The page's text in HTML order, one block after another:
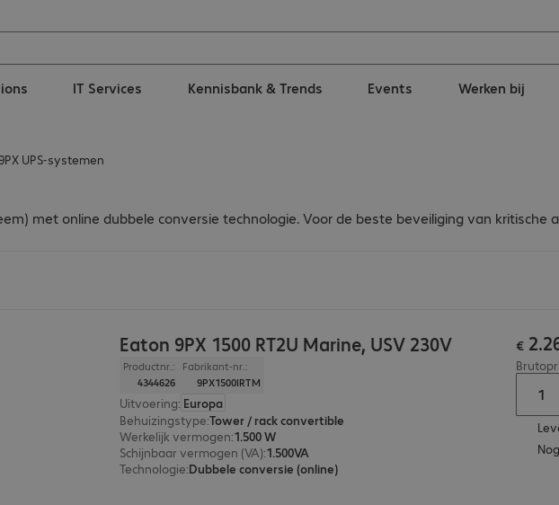
IT Services Kennisbank & Trends Events Werken bij
UPS-systemen
met online dubbele conversie technologie. Voor de beste beveiliging van kritische
Eaton 9PX 1500 RT2U Marine, USV 230V
Productnr.:
4344626
Fabrikant-nr.:
9PX1500IRTM
Uitvoering: Europa
Behuizingstype:Tower / rack convertible
Werkelijk vermogen:1.500 W
Schijnbaar vermogen (VA):1.500VA
Technologie:Dubbele conversie (online)
€ 2.